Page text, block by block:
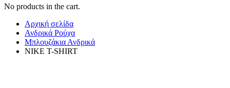
No products in the cart.
Αρχική σελίδα
Ανδρικά Ρούχα
Μπλουζάκια Ανδρικά
NIKE T-SHIRT